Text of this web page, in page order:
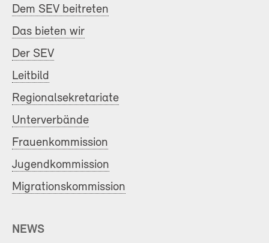
Dem SEV beitreten
Das bieten wir
Der SEV
Leitbild
Regionalsekretariate
Unterverbände
Frauenkommission
Jugendkommission
Migrationskommission
NEWS